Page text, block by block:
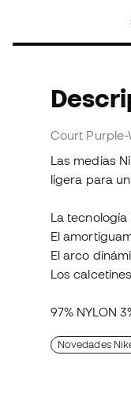
Court Purple-
Las medias
ligera para
La
El
El arco
Los
97% NYLON
Novedades